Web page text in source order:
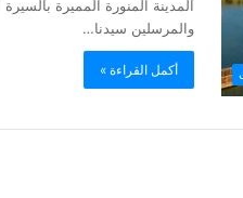
المدينة المنورة المميرة
والمرسلين سيدنا…
أكمل القراءة »